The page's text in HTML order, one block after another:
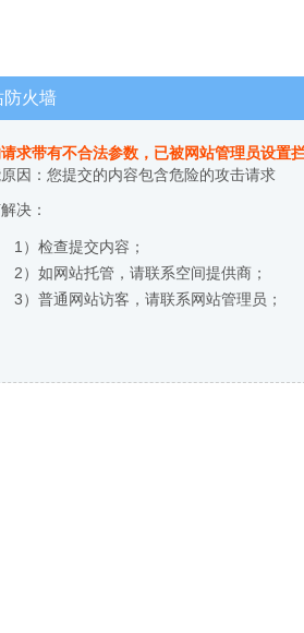
防火墙
求带有不合法参数，已被网站管理员设置
因：您提交的内容包含危险的攻击请求
决：
1）检查提交内容；
2）如网站托管，请联系空间提供商；
3）普通网站访客，请联系网站管理员；